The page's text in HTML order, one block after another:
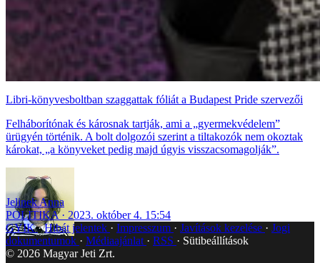
Libri-könyvesboltban szaggattak fóliát a Budapest Pride szervezői
Felháborítónak és károsnak tartják, ami a „gyermekvédelem”
ürügyén történik. A bolt dolgozói szerint a tiltakozók nem okoztak
károkat, „a könyveket pedig majd úgyis visszacsomagolják”.
Jelinek Anna
POLITIKA
2023. október 4. 15:54
GYIK Hibát jelentek Impresszum Javítások kezelése
Jogi
dokumentumok
Médiaajánlat RSS
Sütibeállítások
© 2026 Magyar Jeti Zrt.